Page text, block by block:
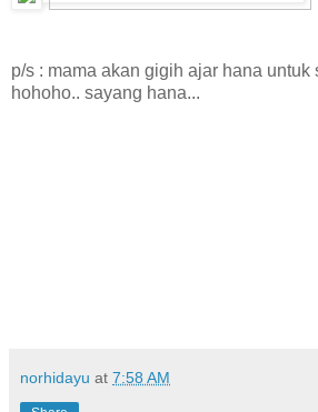
p/s : mama akan gigih ajar hana untuk
hohoho.. sayang hana...
norhidayu at 7:58 AM